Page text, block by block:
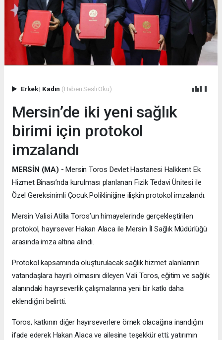
Erkek| Kadın (Haberi Sesli Oku)
Mersin’de iki yeni sağlık
birimi için protokol
imzalandı
MERSİN (MA) - Mersin Toros Devlet Hastanesi Halkkent Ek
Hizmet Binası’nda kurulması planlanan Fizik Tedavi Ünitesi ile
Özel Gereksinimli Çocuk Polikliniğine ilişkin protokol imzalandı.
Mersin Valisi Atilla Toros’un himayelerinde gerçekleştirilen
protokol, hayırsever Hakan Alaca ile Mersin İl Sağlık Müdürlüğü
arasında imza altına alındı.
Protokol kapsamında oluşturulacak sağlık hizmet alanlarının
vatandaşlara hayırlı olmasını dileyen Vali Toros, eğitim ve sağlık
alanındaki hayırseverlik çalışmalarına yeni bir katkı daha
eklendiğini belirtti.
Toros, katkının diğer hayırseverlere örnek olacağına inandığını
ifade ederek Hakan Alaca ve ailesine teşekkür etti; yatırımın